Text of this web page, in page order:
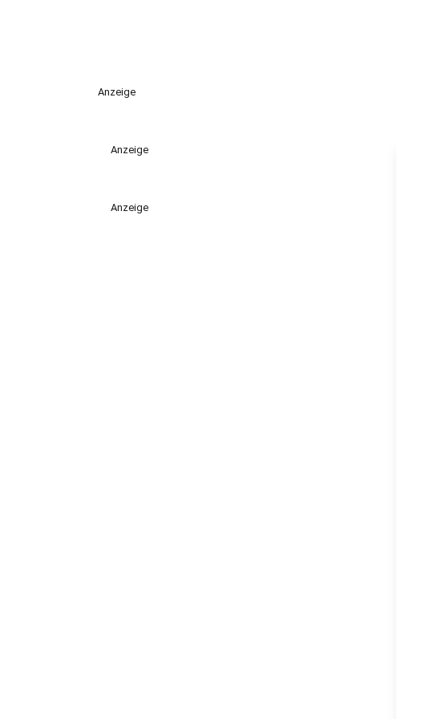
Anzeige
Anzeige
Anzeige